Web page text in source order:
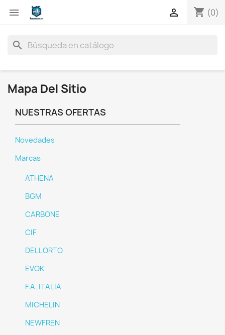
 shopping_cart (0)

search
Mapa Del Sitio
NUESTRAS OFERTAS
Novedades
Marcas
ATHENA
BGM
CARBONE
CIF
DELLORTO
EVOK
F.A. ITALIA
MICHELIN
NEWFREN